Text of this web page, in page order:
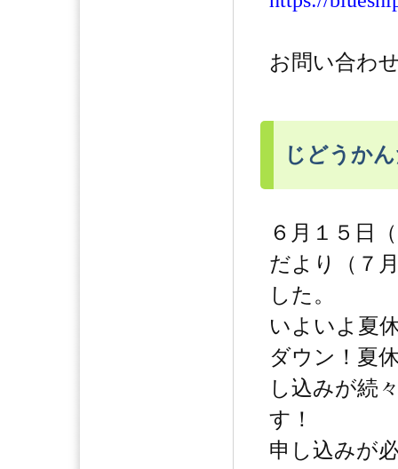
お問い合わ
じどうか
６月１５日
だより（７
した。
いよいよ夏
ダウン！夏
し込みが続
す！
申し込みが